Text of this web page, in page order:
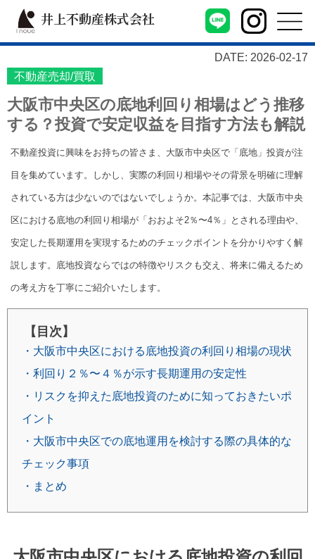
井上不動産株式会社
DATE: 2026-02-17
不動産売却/買取
大阪市中央区の底地利回り相場はどう推移
する？投資で安定収益を目指す方法も解説
不動産投資に興味をお持ちの皆さま、大阪市中央区で「底地」投資が注
目を集めています。しかし、実際の利回り相場やその背景を明確に理解
されている方は少ないのではないでしょうか。本記事では、大阪市中央
区における底地の利回り相場が「おおよそ2％〜4％」とされる理由や、
安定した長期運用を実現するためのチェックポイントを分かりやすく解
説します。底地投資ならではの特徴やリスクも交え、将来に備えるため
の考え方を丁寧にご紹介いたします。
【目次】
・大阪市中央区における底地投資の利回り相場の現状
・利回り２％〜４％が示す長期運用の安定性
・リスクを抑えた底地投資のために知っておきたいポ
イント
・大阪市中央区での底地運用を検討する際の具体的な
チェック事項
・まとめ